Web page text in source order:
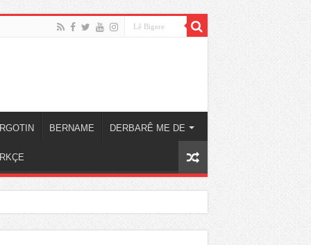
BERNAME DERBARÊ ME DE